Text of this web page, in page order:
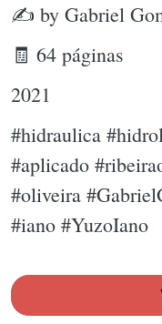
✍ by Gabriel
🧾 64 páginas
2021
#hidraulica
#aplicado
#oliveira
#iano #YuzoIano